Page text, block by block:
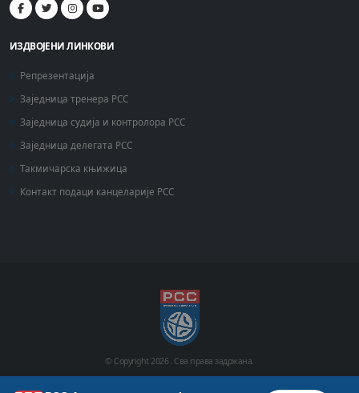
ИЗДВОЈЕНИ ЛИНКОВИ
Репрезентација
Заједница тренера РСС
Заједница судија и контролора РСС
Заједница делегата РСС
Такмичарска књижица
Контакт подаци канцеларије РСС
© Copyright2026 . Сва права задржана.